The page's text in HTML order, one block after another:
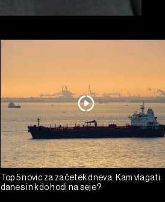
Top 5 novic za začetek dneva: Kam vlagati
danes in kdo hodi na seje?